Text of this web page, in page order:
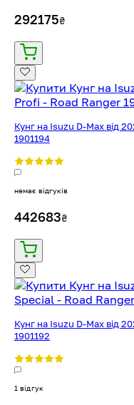
292175₴
Кунг на Isuzu D-Max від
1901194
немає відгуків
442683₴
Кунг на Isuzu D-Max від
1901192
1 відгук